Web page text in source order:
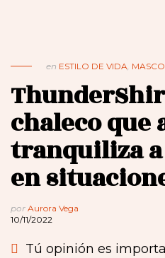
en ESTILO DE VIDA,
chaleco que
tranquiliza
en
por Aurora Vega
10/11/2022
Tú opinión es